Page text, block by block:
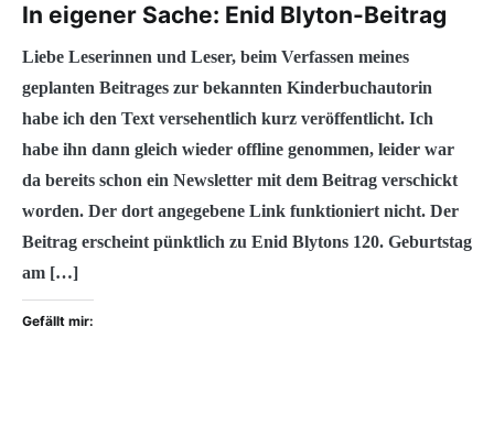
In eigener Sache: Enid Blyton-Beitrag
Liebe Leserinnen und Leser, beim Verfassen meines
geplanten Beitrages zur bekannten Kinderbuchautorin
habe ich den Text versehentlich kurz veröffentlicht. Ich
habe ihn dann gleich wieder offline genommen, leider war
da bereits schon ein Newsletter mit dem Beitrag verschickt
worden. Der dort angegebene Link funktioniert nicht. Der
Beitrag erscheint pünktlich zu Enid Blytons 120. Geburtstag
am […]
Gefällt mir: